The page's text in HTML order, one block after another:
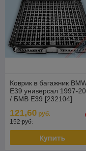
Коврик в багажник
E39 универсал 1997-
/ БМВ Е39 [232104]
121,60 руб.
152 руб.
Купить